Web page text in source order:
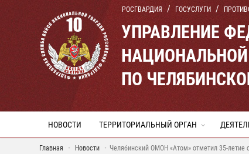
РОСГВАРДИЯ ГОСУСЛУГИ
УПРАВЛЕНИЕ
ПО
НОВОСТИ ТЕРРИТОРИАЛЬНЫЙ ОРГАН
Главная Новости Челябинский ОМОН «Атом» отметил 35-летие